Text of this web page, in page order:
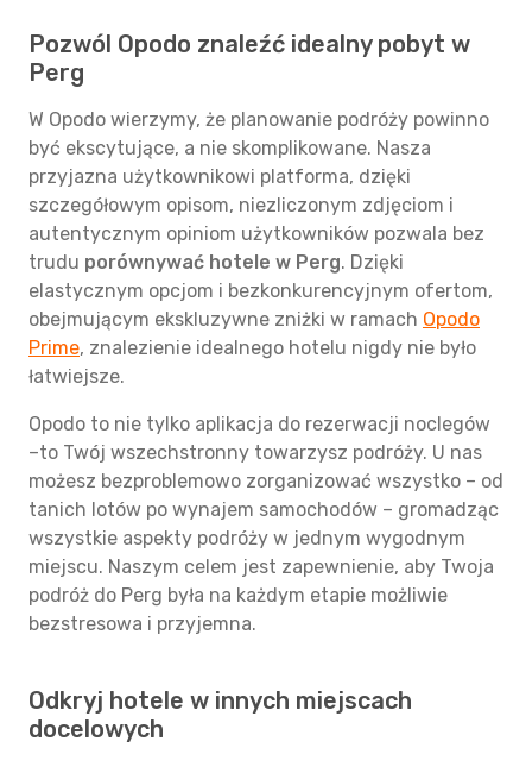
Pozwól Opodo znaleźć idealny pobyt w
Perg
W Opodo wierzymy, że planowanie podróży powinno
być ekscytujące, a nie skomplikowane. Nasza
przyjazna użytkownikowi platforma, dzięki
szczegółowym opisom, niezliczonym zdjęciom i
autentycznym opiniom użytkowników pozwala bez
trudu porównywać hotele w Perg. Dzięki
elastycznym opcjom i bezkonkurencyjnym ofertom,
obejmującym ekskluzywne zniżki w ramach Opodo
Prime, znalezienie idealnego hotelu nigdy nie było
łatwiejsze.
Opodo to nie tylko aplikacja do rezerwacji noclegów
–to Twój wszechstronny towarzysz podróży. U nas
możesz bezproblemowo zorganizować wszystko – od
tanich lotów po wynajem samochodów – gromadząc
wszystkie aspekty podróży w jednym wygodnym
miejscu. Naszym celem jest zapewnienie, aby Twoja
podróż do Perg była na każdym etapie możliwie
bezstresowa i przyjemna.
Odkryj hotele w innych miejscach
docelowych